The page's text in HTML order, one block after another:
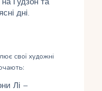
Гудзон та
дні.
свої художні
Лі –